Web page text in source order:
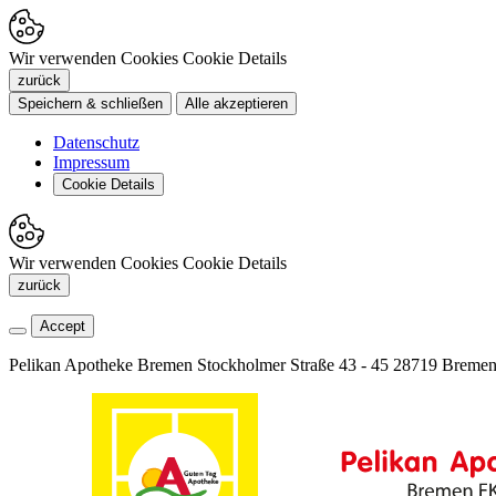
Wir verwenden Cookies Cookie Details
zurück
Speichern & schließen
Alle akzeptieren
Datenschutz
Impressum
Cookie Details
Wir verwenden Cookies Cookie Details
zurück
Accept
Pelikan Apotheke Bremen Stockholmer Straße 43 - 45 28719 Bremen